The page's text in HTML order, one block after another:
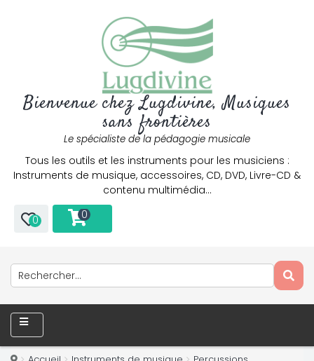
Bienvenue chez Lugdivine, Musiques
sans frontières
Le spécialiste de la pédagogie musicale
Tous les outils et les instruments pour les musiciens :
Instruments de musique, accessoires, CD, DVD, Livre-CD &
contenu multimédia…
0 0